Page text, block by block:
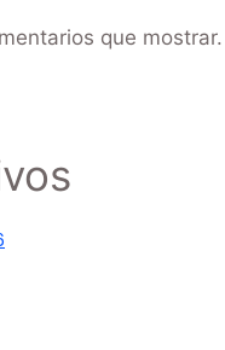
que mostrar.